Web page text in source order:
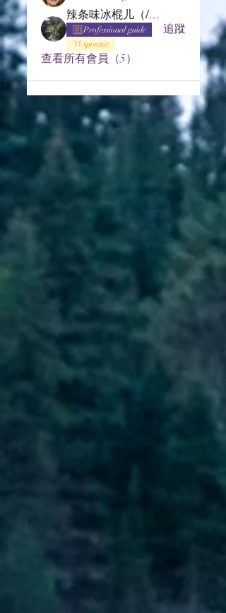
辣条味冰棍儿（lof别玩了要氪金的）
Professional guide
sponsor
追蹤
查看所有會員（5）